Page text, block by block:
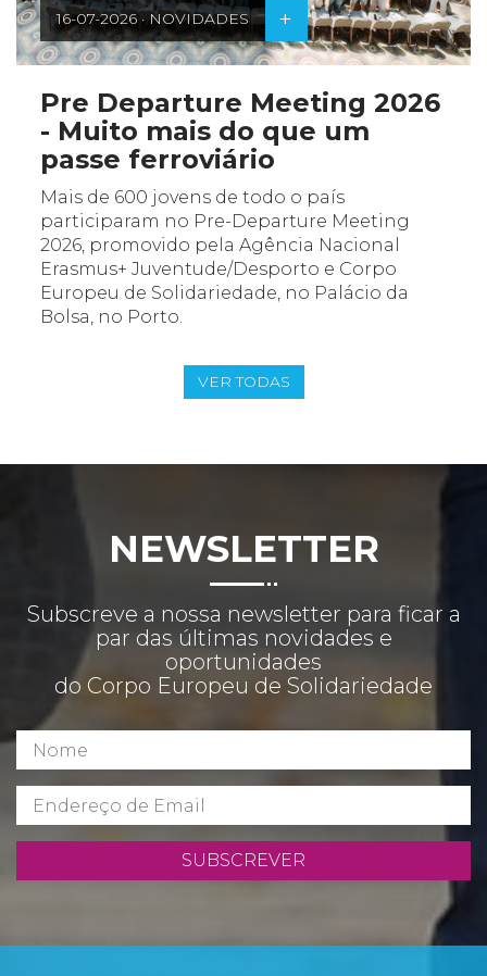
16-07-2026 · NOVIDADES +
Pre Departure Meeting 2026
- Muito mais do que um
passe ferroviário
Mais de 600 jovens de todo o país
participaram no Pre-Departure Meeting
2026, promovido pela Agência Nacional
Erasmus+ Juventude/Desporto e Corpo
Europeu de Solidariedade, no Palácio da
Bolsa, no Porto.
VER TODAS
NEWSLETTER
Subscreve a nossa newsletter para ficar a
par das últimas novidades e
oportunidades
do Corpo Europeu de Solidariedade
SUBSCREVER